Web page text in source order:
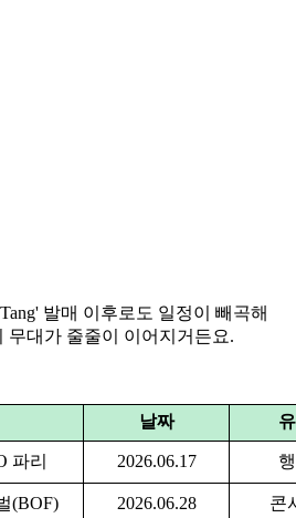
발매 이후로도 일정이 빼곡해
무대가 줄줄이 이어지거든요.
날짜
파리 2026.06.17
(BOF) 2026.06.28 콘